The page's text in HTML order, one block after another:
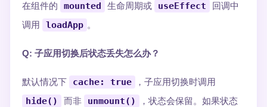
在组件的
mounted 生命周期或 useEffect
回调中
调用
loadApp 。
Q: 子应用切换后状态丢失怎么办？
默认情况下 cache: true ，子应用切换时调用
hide() 而非 unmount()
，状态会保留。如果状态